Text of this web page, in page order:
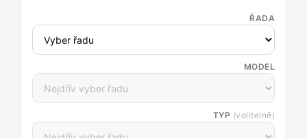
ŘADA
MODEL
TYP (volitelně)